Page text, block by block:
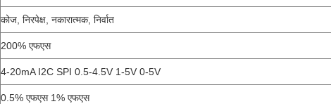
कोज, निरपेक्ष, नकारात्मक, निर्वात
200% एफएस
4-20mA I2C SPI 0.5-4.5V 1-5V 0-5V
0.5% एफएस 1% एफएस